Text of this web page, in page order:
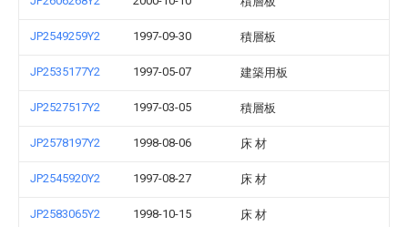
JP2549259Y2 1997-09-30 積層板
JP2535177Y2 1997-05-07 建築用板
JP2527517Y2 1997-03-05 積層板
JP2578197Y2 1998-08-06 床 材
JP2545920Y2 1997-08-27 床 材
JP2583065Y2 1998-10-15 床 材